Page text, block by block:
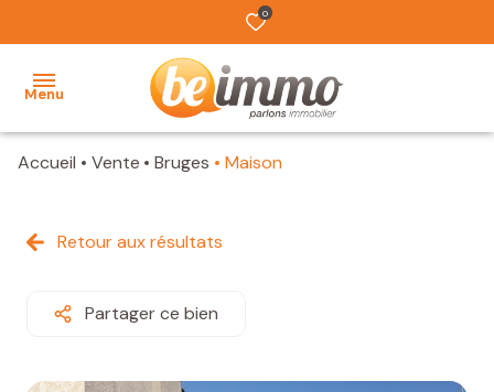
0
Menu
NOS
VENDUS
Accueil Vente Bruges Maison
Retour aux résultats
Partager ce bien